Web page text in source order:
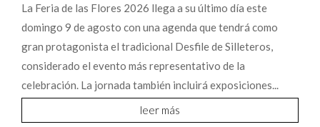
La Feria de las Flores 2026 llega a su último día este
domingo 9 de agosto con una agenda que tendrá como
gran protagonista el tradicional Desfile de Silleteros,
considerado el evento más representativo de la
celebración. La jornada también incluirá exposiciones...
leer más